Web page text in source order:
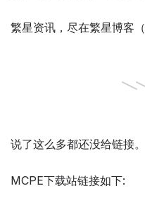
繁星资讯，尽在繁星博客（
说了这么多都还没给链接。
MCPE下载站链接如下: